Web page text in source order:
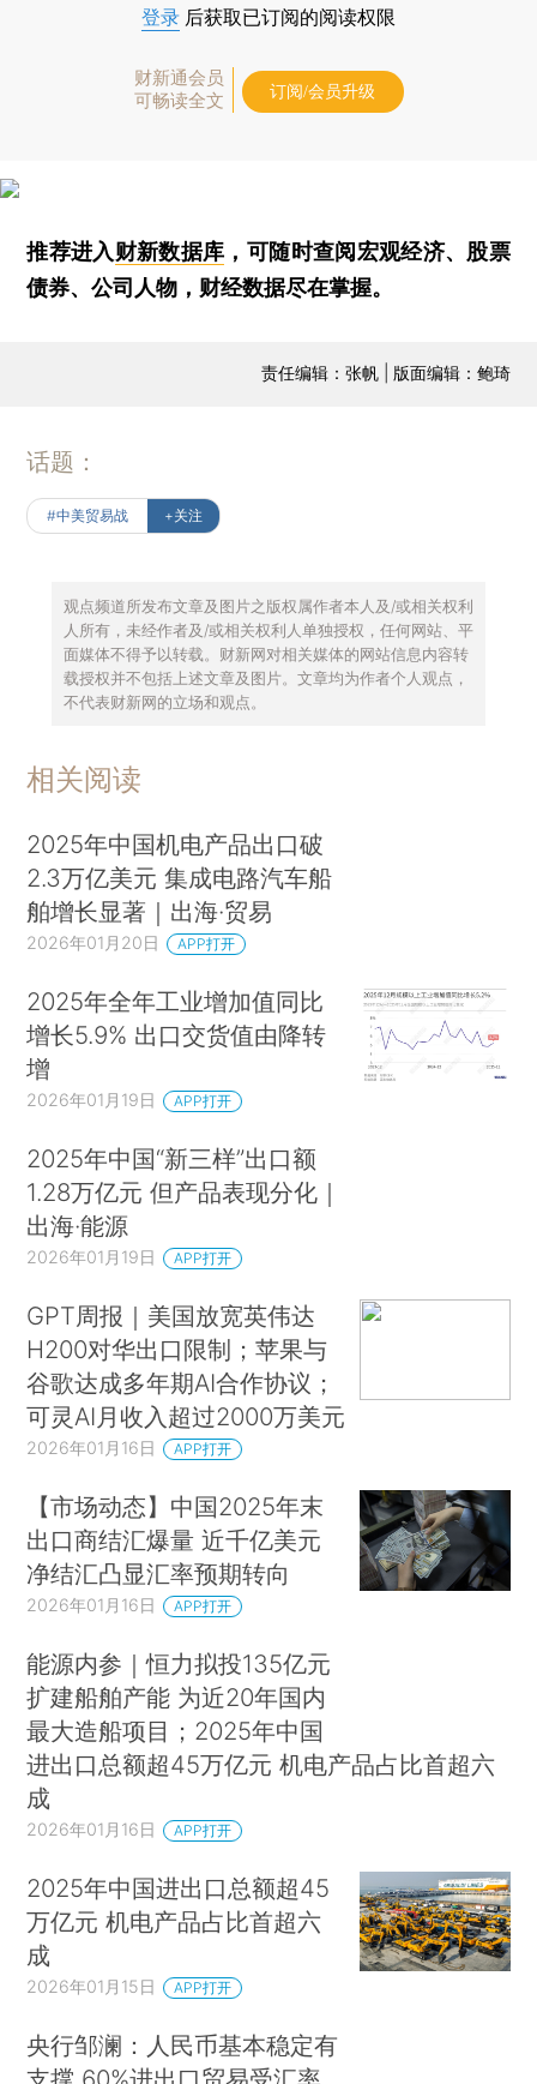
登录 后获取已订阅的阅读权限
财新通会员
可畅读全文
订阅/会员升级
推荐进入财新数据库 ，可随时查阅宏观经济、股票
债券、公司人物，财经数据尽在掌握。
责任编辑：张帆 | 版面编辑：鲍琦
话题：
#中美贸易战 +关注
观点频道所发布文章及图片之版权属作者本人及/或相关权利
人所有，未经作者及/或相关权利人单独授权，任何网站、平
面媒体不得予以转载。财新网对相关媒体的网站信息内容转
载授权并不包括上述文章及图片。文章均为作者个人观点，
不代表财新网的立场和观点。
相关阅读
2025年中国机电产品出口破
2.3万亿美元 集成电路汽车船
舶增长显著｜出海·贸易
2026年01月20日 APP打开
2025年全年工业增加值同比
增长5.9% 出口交货值由降转
增
2026年01月19日 APP打开
2025年中国“新三样”出口额
1.28万亿元 但产品表现分化｜
出海·能源
2026年01月19日 APP打开
GPT周报｜美国放宽英伟达
H200对华出口限制；苹果与
谷歌达成多年期AI合作协议；
可灵AI月收入超过2000万美元
2026年01月16日 APP打开
【市场动态】中国2025年末
出口商结汇爆量 近千亿美元
净结汇凸显汇率预期转向
2026年01月16日 APP打开
能源内参｜恒力拟投135亿元
扩建船舶产能 为近20年国内
最大造船项目；2025年中国
进出口总额超45万亿元 机电产品占比首超六
成
2026年01月16日 APP打开
2025年中国进出口总额超45
万亿元 机电产品占比首超六
成
2026年01月15日 APP打开
央行邹澜：人民币基本稳定有
支撑 60%进出口贸易受汇率